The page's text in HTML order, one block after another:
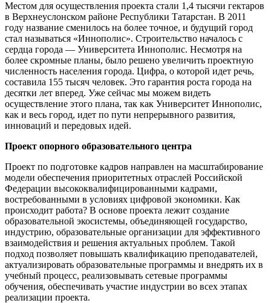
Местом для осуществления проекта стали 1,4 тысячи гектаров
в Верхнеуслонском районе Республики Татарстан. В 2011
году название сменилось на более точное, и будущий город
стал называться «Иннополис». Строительство началось с
сердца города — Университета Иннополис. Несмотря на
более скромные планы, было решено увеличить проектную
численность населения города. Цифра, о которой идет речь,
составила 155 тысяч человек. Это гарантия роста города на
десятки лет вперед. Уже сейчас мы можем видеть
осуществление этого плана, так как Университет Иннополис,
как и весь город, идет по пути непрерывного развития,
инноваций и передовых идей.
Проект опорного образовательного центра
Проект по подготовке кадров направлен на масштабирование
модели обеспечения приоритетных отраслей Российской
Федерации высококвалифицированными кадрами,
востребованными в условиях цифровой экономики. Как
происходит работа? В основе проекта лежит создание
образовательной экосистемы, объединяющей государство,
индустрию, образовательные организации для эффективного
взаимодействия и решения актуальных проблем. Такой
подход позволяет повышать квалификацию преподавателей,
актуализировать образовательные программы и внедрять их в
учебный процесс, реализовывать сетевые программы
обучения, обеспечивать участие индустрии во всех этапах
реализации проекта.